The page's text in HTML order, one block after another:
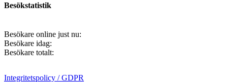
Besökstatistik
Besökare online just nu:
Besökare idag:
Besökare totalt:
Integritetspolicy / GDPR